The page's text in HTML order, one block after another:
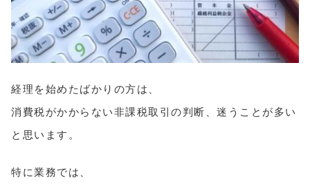
経理を始めたばかりの方は、
消費税がかからない非課税取引の判断、迷うことが多い
と思います。
特に業務では、